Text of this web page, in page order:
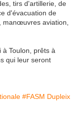
tirs d'artillerie, de
d'évacuation de
manœuvres aviation,
Toulon, prêts à
qui leur seront
#FASM Dupleix